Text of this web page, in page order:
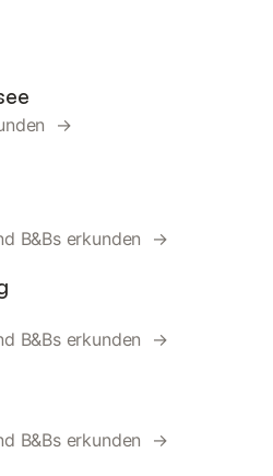
→
B&Bs erkunden →
B&Bs erkunden →
B&Bs erkunden →